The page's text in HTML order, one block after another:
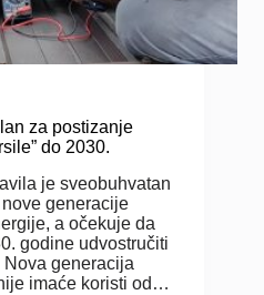
za postizanje
do 2030.
je sveobuhvatan
generacije
a očekuje da
godine udvostručiti
Nova generacija
imaće koristi od…